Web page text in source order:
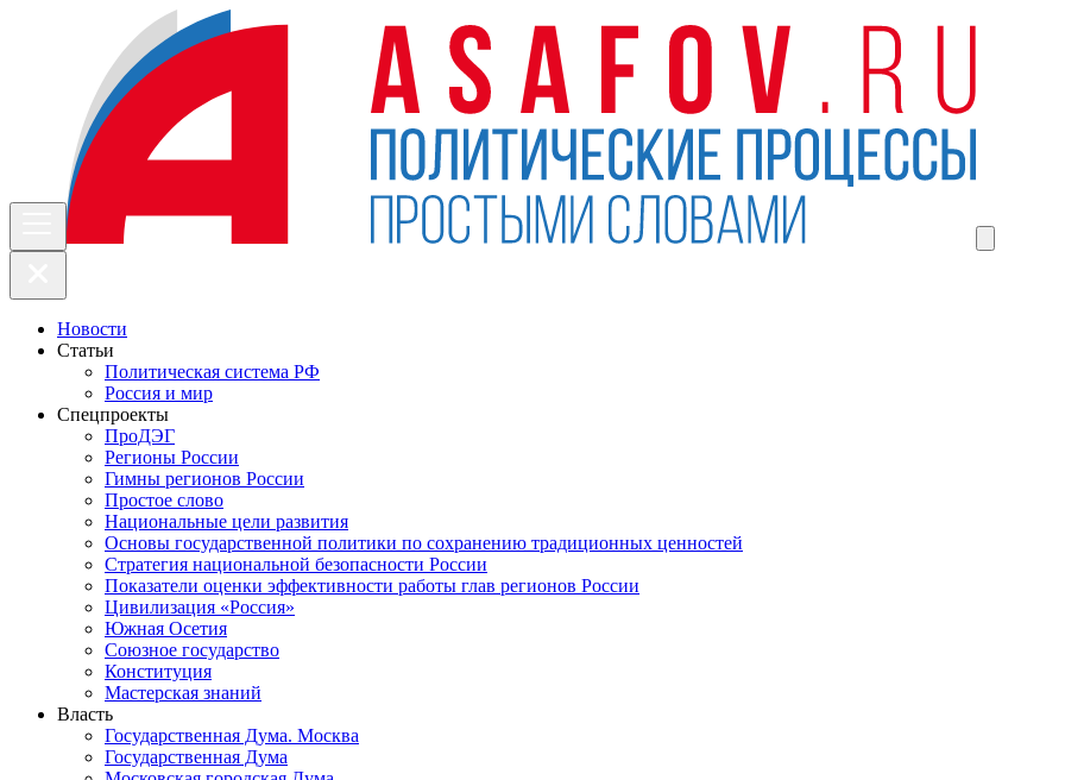
Новости
Статьи
Политическая система РФ
Россия и мир
Спецпроекты
ПроДЭГ
Регионы России
Гимны регионов России
Простое слово
Национальные цели развития
Основы государственной политики по сохранению традиционных ценностей
Стратегия национальной безопасности России
Показатели оценки эффективности работы глав регионов России
Цивилизация «Россия»
Южная Осетия
Союзное государство
Конституция
Мастерская знаний
Власть
Государственная Дума. Москва
Государственная Дума